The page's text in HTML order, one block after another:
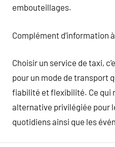
embouteillages.
Complément d’information
Choisir un service de taxi,
pour un mode de transport
fiabilité et flexibilité. Ce qui
alternative privilégiée pour
quotidiens ainsi que les